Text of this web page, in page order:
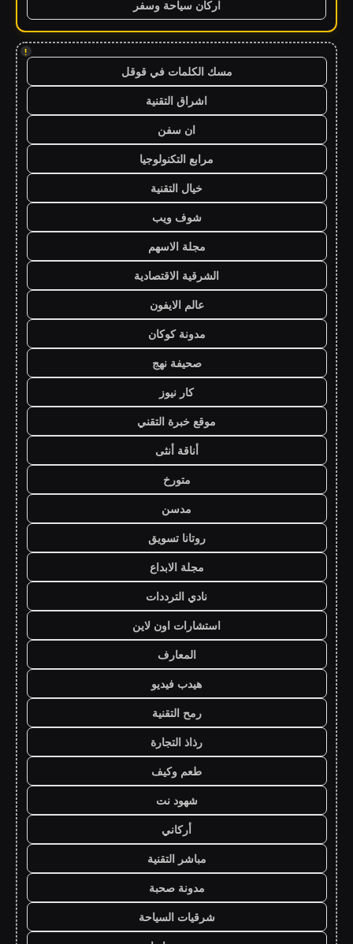
اركان سياحة وسفر
!
مسك الكلمات في قوقل
اشراق التقنية
ان سفن
مرابع التكنولوجيا
خيال التقنية
شوف ويب
مجلة الاسهم
الشرقية الاقتصادية
عالم الايفون
مدونة كوكان
صحيفة نهج
كار نيوز
موقع خبرة التقني
أناقة أنثى
متورخ
مدسن
روتانا تسويق
مجلة الابداع
نادي الترددات
استشارات اون لاين
المعارف
هيدب فيديو
رمح التقنية
رذاذ التجارة
طعم وكيف
شهود نت
أركاني
مباشر التقنية
مدونة صحبة
شرقيات السياحة